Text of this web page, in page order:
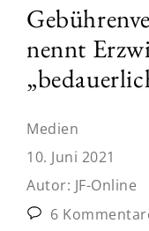
nennt
Medien
10. Juni 2021
Autor: JF-Online
6